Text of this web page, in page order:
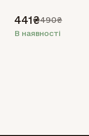
441₴490₴
В наявності